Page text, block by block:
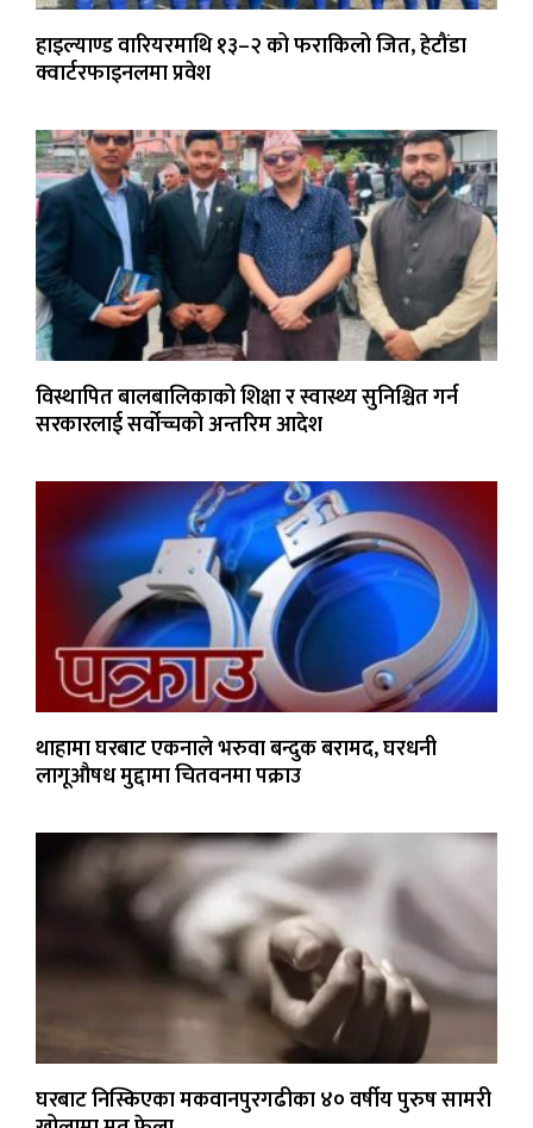
हाइल्याण्ड वारियरमाथि १३–२ को फराकिलो जित, हेटौंडा
क्वार्टरफाइनलमा प्रवेश
विस्थापित बालबालिकाको शिक्षा र स्वास्थ्य सुनिश्चित गर्न
सरकारलाई सर्वोच्चको अन्तरिम आदेश
थाहामा घरबाट एकनाले भरुवा बन्दुक बरामद, घरधनी
लागूऔषध मुद्दामा चितवनमा पक्राउ
घरबाट निस्किएका मकवानपुरगढीका ४० वर्षीय पुरुष सामरी